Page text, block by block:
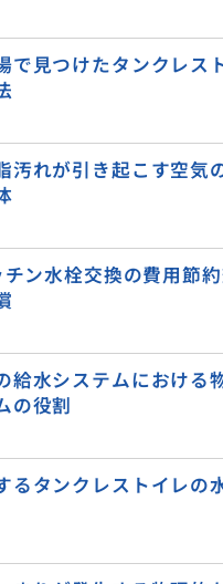
で見つけたタンクレス
汚れが引き起こす空気
ン水栓交換の費用節
給水システムにおける
の役割
るタンクレストイレの